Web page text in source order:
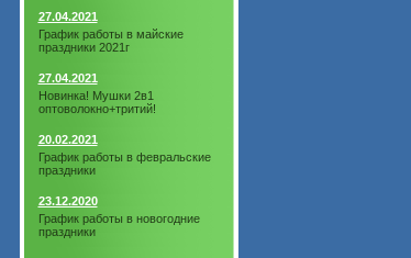
27.04.2021
График работы в майские
праздники 2021г
27.04.2021
Новинка! Мушки 2в1
оптоволокно+тритий!
20.02.2021
График работы в февральские
праздники
23.12.2020
График работы в новогодние
праздники